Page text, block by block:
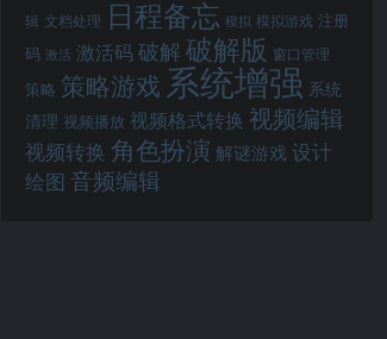
辑 文档处理 日程备忘 模拟 模拟游戏 注册
码 激活 激活码 破解 破解版 窗口管理
策略 策略游戏 系统增强 系统
清理 视频播放 视频格式转换 视频编辑
视频转换 角色扮演 解谜游戏 设计
绘图 音频编辑